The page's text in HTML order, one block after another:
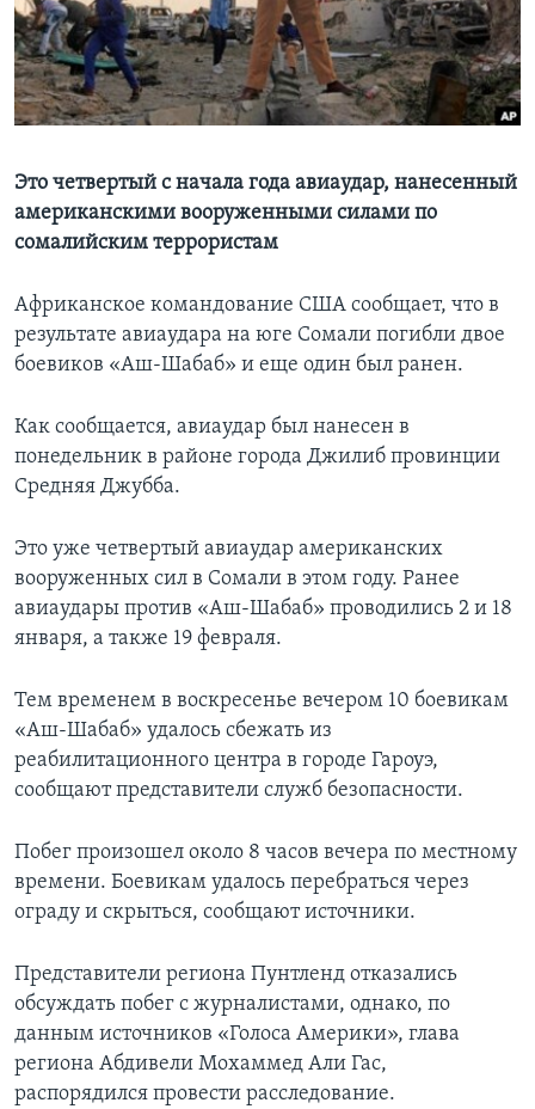
Learning English
СОЦИАЛЬНЫЕ СЕТИ
Языки
Это четвертый с начала года авиаудар, нанесенный
американскими вооруженными силами по
сомалийским террористам
Африканское командование США сообщает, что в
результате авиаудара на юге Сомали погибли двое
боевиков «Аш-Шабаб» и еще один был ранен.
Как сообщается, авиаудар был нанесен в
понедельник в районе города Джилиб провинции
Средняя Джубба.
Это уже четвертый авиаудар американских
вооруженных сил в Сомали в этом году. Ранее
авиаудары против «Аш-Шабаб» проводились 2 и 18
января, а также 19 февраля.
Тем временем в воскресенье вечером 10 боевикам
«Аш-Шабаб» удалось сбежать из
реабилитационного центра в городе Гароуэ,
сообщают представители служб безопасности.
Побег произошел около 8 часов вечера по местному
времени. Боевикам удалось перебраться через
ограду и скрыться, сообщают источники.
Представители региона Пунтленд отказались
обсуждать побег с журналистами, однако, по
данным источников «Голоса Америки», глава
региона Абдивели Мохаммед Али Гас,
распорядился провести расследование.